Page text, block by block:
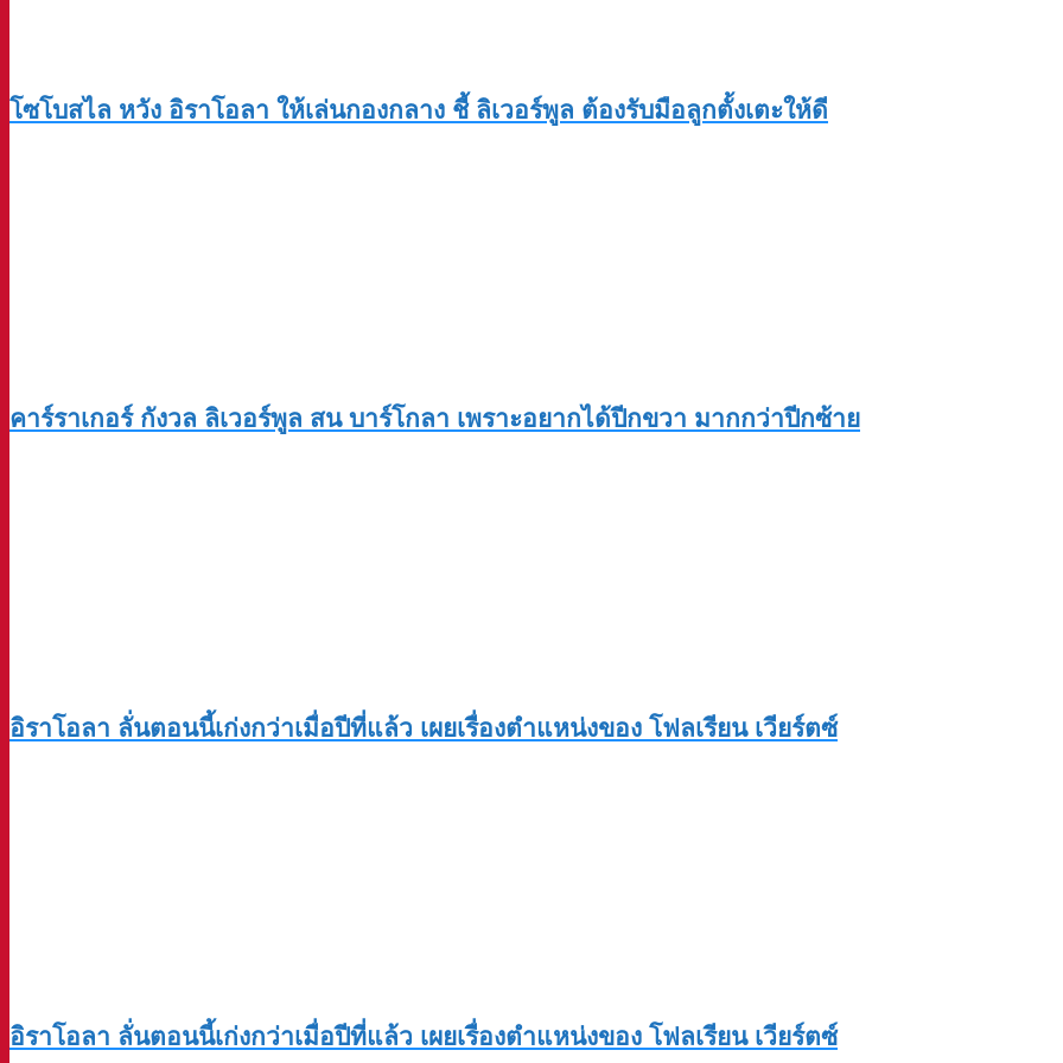
โซโบสไล หวัง อิราโอลา ให้เล่นกองกลาง ชี้ ลิเวอร์พูล ต้องรับมือลูกตั้งเตะให้ดี
คาร์ราเกอร์ กังวล ลิเวอร์พูล สน บาร์โกลา เพราะอยากได้ปีกขวา มากกว่าปีกซ้าย
อิราโอลา ลั่นตอนนี้เก่งกว่าเมื่อปีที่แล้ว เผยเรื่องตำแหน่งของ โฟลเรียน เวียร์ตซ์
อิราโอลา ลั่นตอนนี้เก่งกว่าเมื่อปีที่แล้ว เผยเรื่องตำแหน่งของ โฟลเรียน เวียร์ตซ์